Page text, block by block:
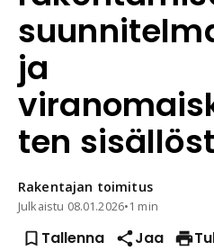
ja
ten
Rakentajan toimitus
Julkaistu 08.01.2026•1 min
Tallenna Jaa